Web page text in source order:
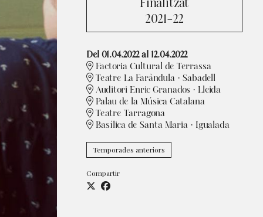
Finalitzat
2021-22
Del 01.04.2022al 12.04.2022
Factoria Cultural de Terrassa
Teatre La Faràndula · Sabadell
Auditori Enric Granados · Lleida
Palau de la Música Catalana
Teatre Tarragona
Basílica de Santa Maria · Igualada
Temporades anteriors
Compartir